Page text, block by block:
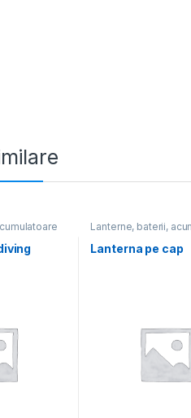
Lanterne, baterii,
Lanterna pe cap